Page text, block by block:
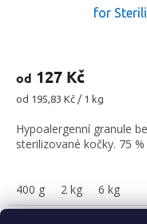
for
od 127 Kč
Měrná
od 195,83 Kč / 1 kg
Hypoalergenní granule
sterilizované kočky. 75
400 g 2 kg 6 kg